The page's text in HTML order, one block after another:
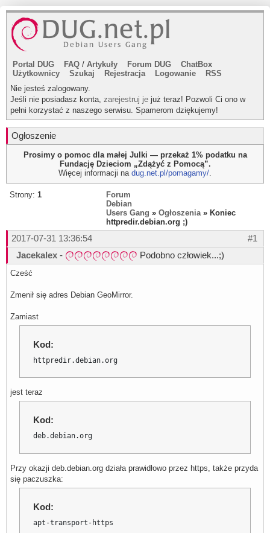
Portal DUG FAQ / Artykuły Forum DUG
ChatBox
Użytkownicy
Szukaj Rejestracja Logowanie
RSS
Nie jesteś zalogowany.
Jeśli nie posiadasz konta, zarejestruj je już teraz! Pozwoli Ci ono w
pełni korzystać z naszego serwisu. Spamerom dziękujemy!
Ogłoszenie
Prosimy o pomoc dla małej Julki — przekaż 1% podatku na
Fundację Dzieciom „Zdążyć z Pomocą”.
Więcej informacji na dug.net.pl/pomagamy/.
Strony: 1
Forum
Debian
Users Gang » Ogłoszenia» Koniec
httpredir.debian.org ;)
#1
2017-07-31 13:36:54
Jacekalex - Podobno człowiek...;)
Cześć
Zmenił się adres Debian GeoMirror.
Zamiast
Kod:
httpredir.debian.org
jest teraz
Kod:
deb.debian.org
Przy okazji deb.debian.org działa prawidłowo przez https, także przyda
się paczuszka:
Kod:
apt-transport-https